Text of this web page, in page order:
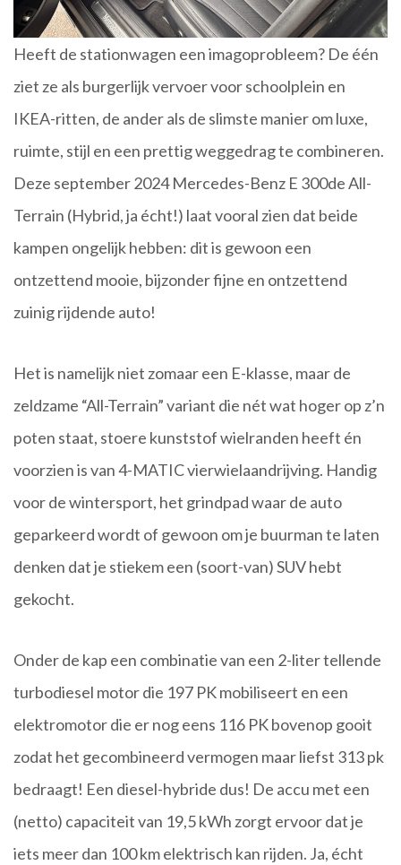
Heeft de stationwagen een imagoprobleem? De één
ziet ze als burgerlijk vervoer voor schoolplein en
IKEA-ritten, de ander als de slimste manier om luxe,
ruimte, stijl en een prettig weggedrag te combineren.
Deze september 2024 Mercedes-Benz E 300de All-
Terrain (Hybrid, ja écht!) laat vooral zien dat beide
kampen ongelijk hebben: dit is gewoon een
ontzettend mooie, bijzonder fijne en ontzettend
zuinig rijdende auto!
Het is namelijk niet zomaar een E-klasse, maar de
zeldzame “All-Terrain” variant die nét wat hoger op z’n
poten staat, stoere kunststof wielranden heeft én
voorzien is van 4-MATIC vierwielaandrijving. Handig
voor de wintersport, het grindpad waar de auto
geparkeerd wordt of gewoon om je buurman te laten
denken dat je stiekem een (soort-van) SUV hebt
gekocht.
Onder de kap een combinatie van een 2-liter tellende
turbodiesel motor die 197 PK mobiliseert en een
elektromotor die er nog eens 116 PK bovenop gooit
zodat het gecombineerd vermogen maar liefst 313 pk
bedraagt! Een diesel-hybride dus! De accu met een
(netto) capaciteit van 19,5 kWh zorgt ervoor dat je
iets meer dan 100 km elektrisch kan rijden. Ja, écht